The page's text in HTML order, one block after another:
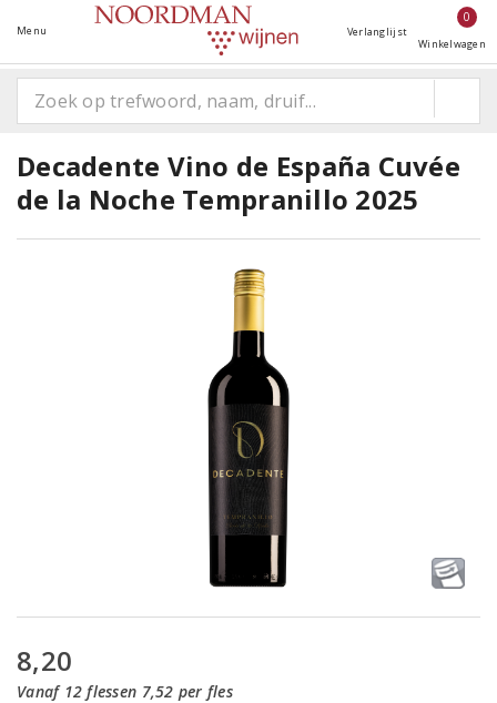
Menu Verlanglijst
0
Winkelwagen
Decadente Vino de España Cuvée
de la Noche Tempranillo 2025
8,20
Vanaf 12 flessen 7,52 per fles